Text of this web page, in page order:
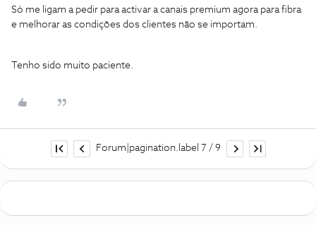
Só me ligam a pedir para activar a canais premium agora para fibra
e melhorar as condições dos clientes não se importam.
Tenho sido muito paciente.
Forum|pagination.label 7 / 9